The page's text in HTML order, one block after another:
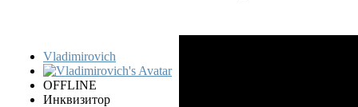
Vladimirovich
OFFLINE
Инквизитор